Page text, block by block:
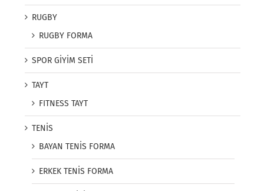
RUGBY
RUGBY FORMA
SPOR GİYİM SETİ
TAYT
FITNESS TAYT
TENİS
BAYAN TENİS FORMA
ERKEK TENİS FORMA